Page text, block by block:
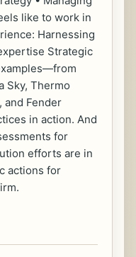
like to work in
Harnessing
Strategic
Sky, Thermo
and Fender
in action. And
for
efforts are in
actions for